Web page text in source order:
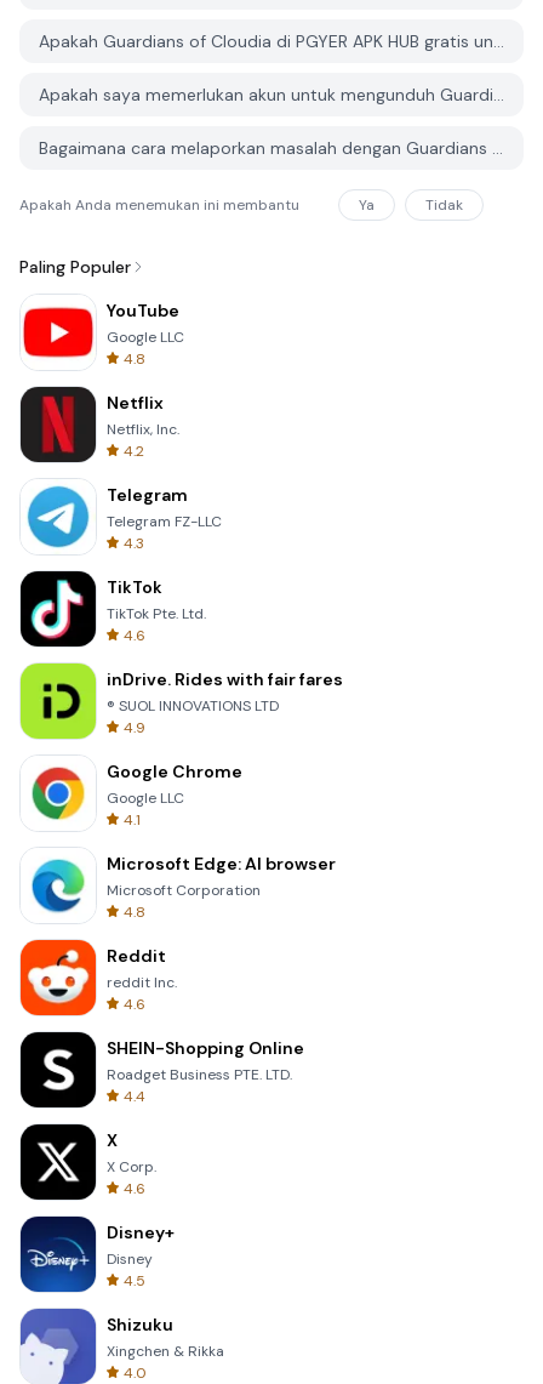
Apakah Guardians of Cloudia di PGYER APK HUB gratis untuk diunduh?
Apakah saya memerlukan akun untuk mengunduh Guardians of Cloudia dari PGYER APK HUB?
Bagaimana cara melaporkan masalah dengan Guardians of Cloudia di PGYER APK HUB?
Apakah Anda menemukan ini membantu Ya Tidak
Paling Populer
YouTube
Google LLC
4.8
Netflix
Netflix, Inc.
4.2
Telegram
Telegram FZ-LLC
4.3
TikTok
TikTok Pte. Ltd.
4.6
inDrive. Rides with fair fares
® SUOL INNOVATIONS LTD
4.9
Google Chrome
Google LLC
4.1
Microsoft Edge: AI browser
Microsoft Corporation
4.8
Reddit
reddit Inc.
4.6
SHEIN-Shopping Online
Roadget Business PTE. LTD.
4.4
X
X Corp.
4.6
Disney+
Disney
4.5
Shizuku
Xingchen & Rikka
4.0